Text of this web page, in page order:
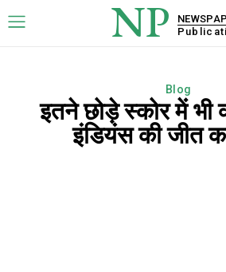
NP
Blog
इतने छोड़े स्कोर में भी
इंडियंस की जीत